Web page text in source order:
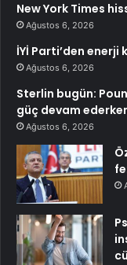
New York Times
Ağustos 6, 2026
İYİ Parti’den enerji
Ağustos 6, 2026
Sterlin bugün:
güç devam
Ağustos 6, 2026